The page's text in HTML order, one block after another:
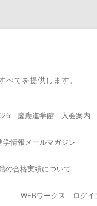
てを提供します。
慶應進学館 入会案内
学情報メールマガジン
の合格実績について
WEBワークス ログイ